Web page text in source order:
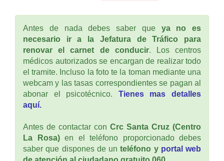
Antes de nada debes saber que ya no es
necesario ir a la Jefatura de Tráfico para
renovar el carnet de conducir. Los centros
médicos autorizados se encargan de realizar todo
el tramite. Incluso la foto te la toman mediante una
webcam y las tasas correspondientes se pagan al
abonar el psicotécnico. Tienes mas detalles
aquí.
Antes de contactar con Crc Santa Cruz (Centro
La Rosa)en el teléfono proporcionado debes
saber que dispones de unteléfono y portal web